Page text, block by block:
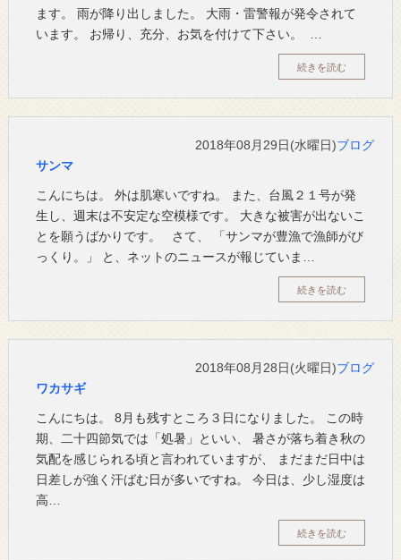
ます。 雨が降り出しました。 大雨・雷警報が発令されて
います。 お帰り、充分、お気を付けて下さい。 …
続きを読む
2018年08月29日(水曜日)ブログ
サンマ
こんにちは。 外は肌寒いですね。 また、台風２１号が発
生し、週末は不安定な空模様です。 大きな被害が出ないこ
とを願うばかりです。 さて、 「サンマが豊漁で漁師がび
っくり。」 と、ネットのニュースが報じていま…
続きを読む
2018年08月28日(火曜日)ブログ
ワカサギ
こんにちは。 8月も残すところ３日になりました。 この時
期、二十四節気では「処暑」といい、 暑さが落ち着き秋の
気配を感じられる頃と言われていますが、 まだまだ日中は
日差しが強く汗ばむ日が多いですね。 今日は、少し湿度は
高…
続きを読む